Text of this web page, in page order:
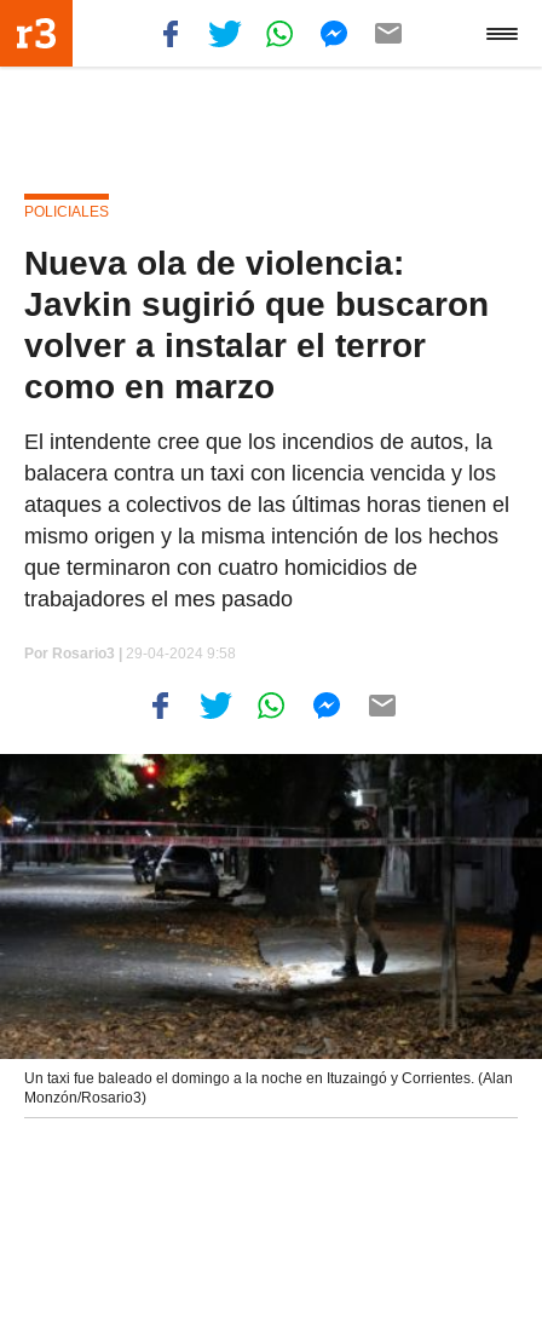
POLICIALES
Nueva ola de violencia:
Javkin sugirió que buscaron
volver a instalar el terror
como en marzo
El intendente cree que los incendios de autos, la
balacera contra un taxi con licencia vencida y los
ataques a colectivos de las últimas horas tienen el
mismo origen y la misma intención de los hechos
que terminaron con cuatro homicidios de
trabajadores el mes pasado
Por Rosario3 | 29-04-2024 9:58
Un taxi fue baleado el domingo a la noche en Ituzaingó y Corrientes. (Alan
Monzón/Rosario3)